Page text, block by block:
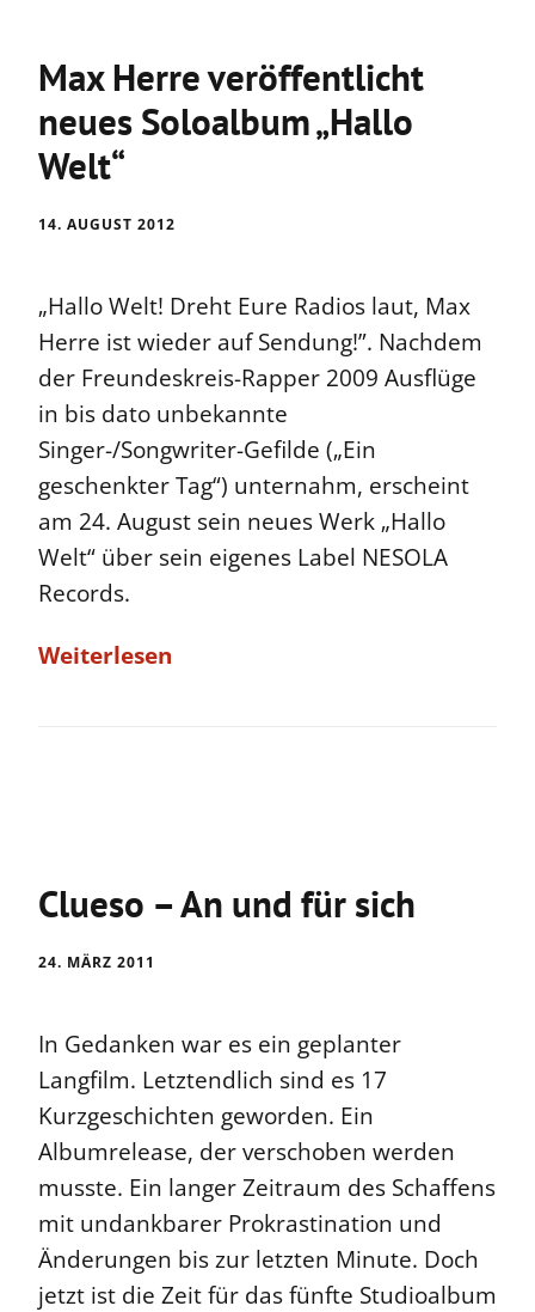
Max Herre veröffentlicht
neues Soloalbum „Hallo
Welt“
14. AUGUST 2012
„Hallo Welt! Dreht Eure Radios laut, Max
Herre ist wieder auf Sendung!”. Nachdem
der Freundeskreis-Rapper 2009 Ausflüge
in bis dato unbekannte
Singer-/Songwriter-Gefilde („Ein
geschenkter Tag“) unternahm, erscheint
am 24. August sein neues Werk „Hallo
Welt“ über sein eigenes Label NESOLA
Records.
Weiterlesen
Clueso – An und für sich
24. MÄRZ 2011
In Gedanken war es ein geplanter
Langfilm. Letztendlich sind es 17
Kurzgeschichten geworden. Ein
Albumrelease, der verschoben werden
musste. Ein langer Zeitraum des Schaffens
mit undankbarer Prokrastination und
Änderungen bis zur letzten Minute. Doch
jetzt ist die Zeit für das fünfte Studioalbum